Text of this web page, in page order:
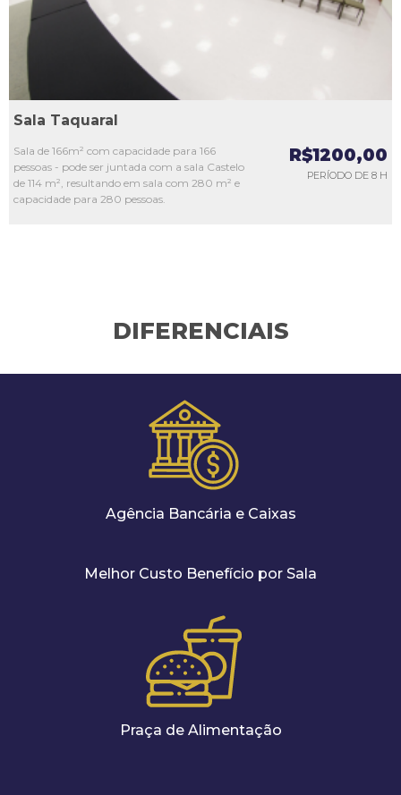
Sala Taquaral
Sala de 166m² com capacidade para 166
pessoas - pode ser juntada com a sala Castelo
de 114 m², resultando em sala com 280 m² e
capacidade para 280 pessoas.
R$1200,00
PERÍODO DE 8 H
DIFERENCIAIS
Agência Bancária e Caixas
Melhor Custo Benefício por Sala
Praça de Alimentação